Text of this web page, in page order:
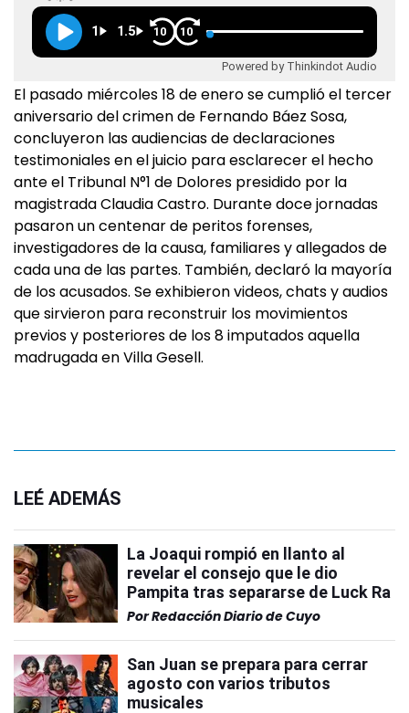
1 1.5 10 10
Powered by Thinkindot Audio
El pasado miércoles 18 de enero se cumplió el tercer
aniversario del crimen de Fernando Báez Sosa,
concluyeron las audiencias de declaraciones
testimoniales en el juicio para esclarecer el hecho
ante el Tribunal N°1 de Dolores presidido por la
magistrada Claudia Castro. Durante doce jornadas
pasaron un centenar de peritos forenses,
investigadores de la causa, familiares y allegados de
cada una de las partes. También, declaró la mayoría
de los acusados. Se exhibieron videos, chats y audios
que sirvieron para reconstruir los movimientos
previos y posteriores de los 8 imputados aquella
madrugada en Villa Gesell.
LEÉ ADEMÁS
La Joaqui rompió en llanto al
revelar el consejo que le dio
Pampita tras separarse de Luck Ra
PorRedacción Diario de Cuyo
San Juan se prepara para cerrar
agosto con varios tributos
musicales